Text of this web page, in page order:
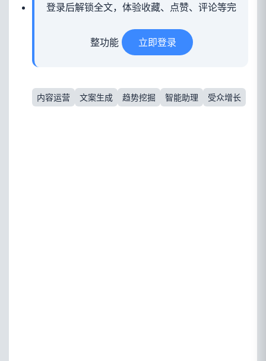
登录后解锁全文，体验收藏、点赞、评论等完
整功能 立即登录
内容运营 文案生成 趋势挖掘 智能助理 受众增长